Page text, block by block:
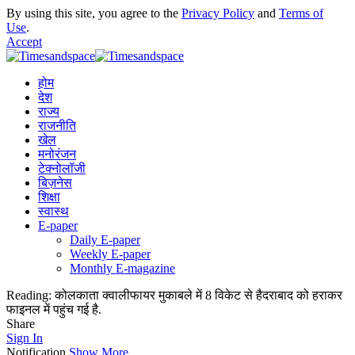
By using this site, you agree to the Privacy Policy and Terms of
Use.
Accept
होम
देश
राज्य
राजनीति
खेल
मनोरंजन
टेक्नोलॉजी
बिज़नेस
शिक्षा
स्वास्थ
E-paper
Daily E-paper
Weekly E-paper
Monthly E-magazine
Reading: कोलकाता क्वालीफायर मुकाबले में 8 विकेट से हैदराबाद को हराकर
फाइनल में पहुंच गई है.
Share
Sign In
Notification Show More